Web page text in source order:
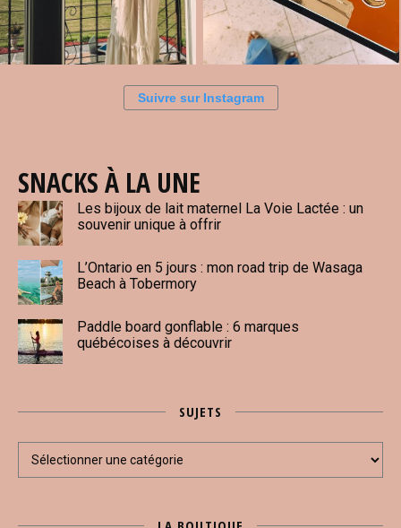
Suivre sur Instagram
SNACKS À LA UNE
Les bijoux de lait maternel La Voie Lactée : un
souvenir unique à offrir
L’Ontario en 5 jours : mon road trip de Wasaga
Beach à Tobermory
Paddle board gonflable : 6 marques
québécoises à découvrir
SUJETS
Sujets